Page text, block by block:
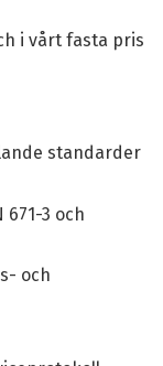
i vårt fasta pris
standarder
3 och
och